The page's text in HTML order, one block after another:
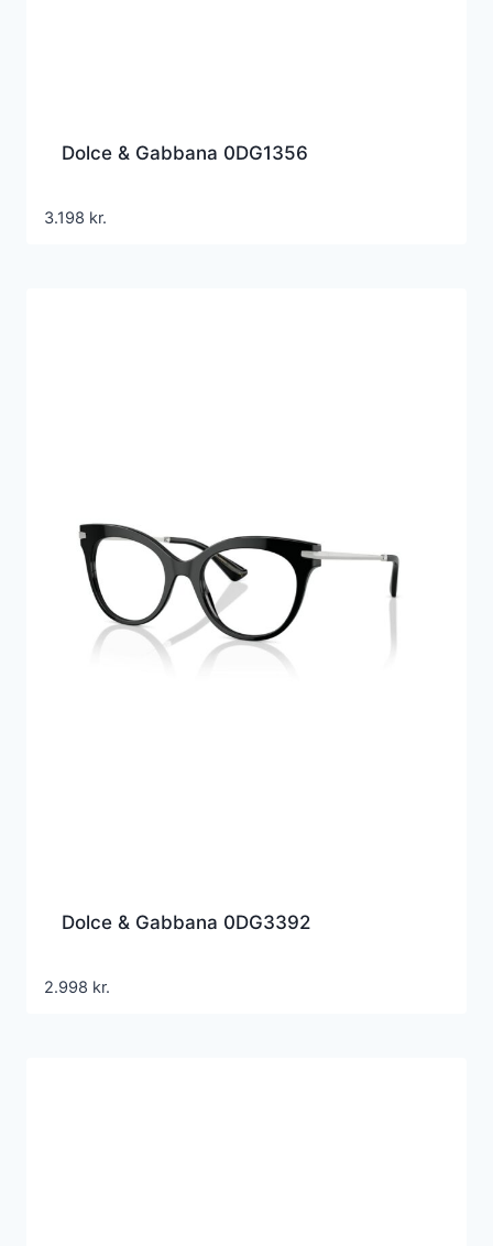
Dolce & Gabbana 0DG1356
3.198 kr.
Dolce & Gabbana 0DG3392
2.998 kr.